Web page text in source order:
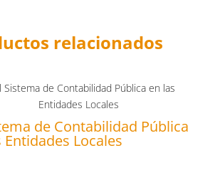
relacionados
de Contabilidad Pública
Entidades Locales